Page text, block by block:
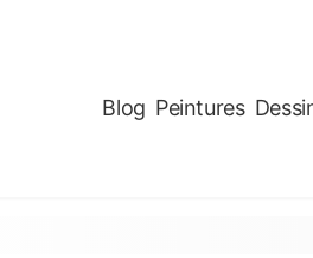
Blog Peintures